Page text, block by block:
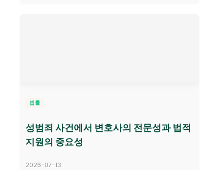
법률
성범죄 사건에서 변호사의 전문성과 법적
지원의 중요성
2026-07-13